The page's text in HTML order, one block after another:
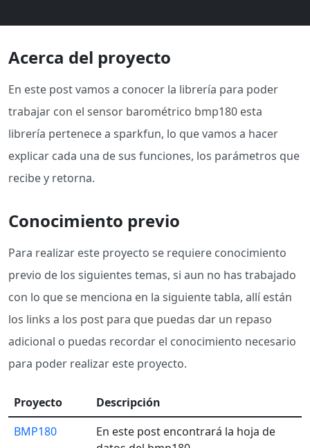
Acerca del proyecto
En este post vamos a conocer la librería para poder
trabajar con el sensor barométrico bmp180 esta
librería pertenece a sparkfun, lo que vamos a hacer
explicar cada una de sus funciones, los parámetros que
recibe y retorna.
Conocimiento previo
Para realizar este proyecto se requiere conocimiento
previo de los siguientes temas, si aun no has trabajado
con lo que se menciona en la siguiente tabla, allí están
los links a los post para que puedas dar un repaso
adicional o puedas recordar el conocimiento necesario
para poder realizar este proyecto.
Proyecto
Descripción
BMP180
En este post encontrará la hoja de